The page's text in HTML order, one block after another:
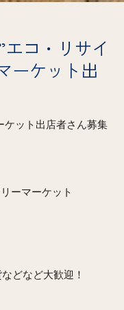
コ・リサイ
ーケット出
ケット出店者さん募集
ーマーケット
どなど大歓迎！